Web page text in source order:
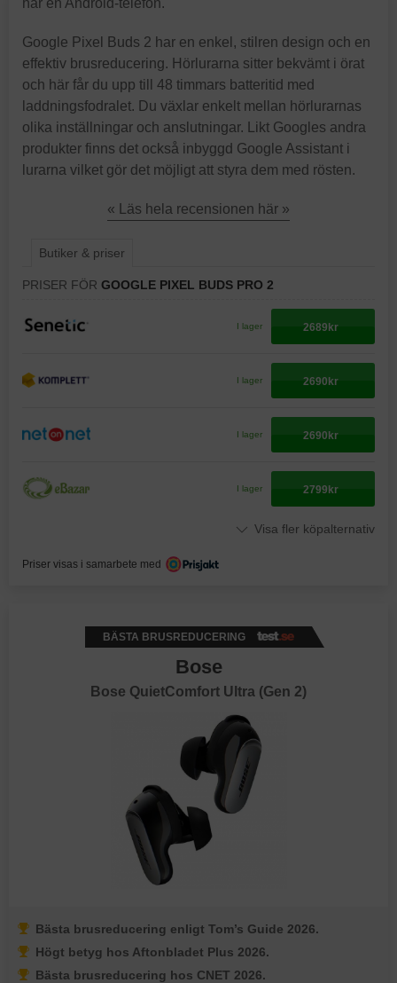
Google Pixel Buds 2 har en enkel, stilren design och en
effektiv brusreducering. Hörlurarna sitter bekvämt i örat
och här får du upp till 48 timmars batteritid med
laddningsfodralet. Du växlar enkelt mellan hörlurarnas
olika inställningar och anslutningar. Likt Googles andra
produkter finns det också inbyggd Google Assistant i
lurarna vilket gör det möjligt att styra dem med rösten.
« Läs hela recensionen här »
Butiker & priser
PRISER FÖR GOOGLE PIXEL BUDS PRO 2
I lager 2689kr
I lager 2690kr
I lager 2690kr
I lager 2799kr
Visa fler köpalternativ
Priser visas i samarbete med
BÄSTA BRUSREDUCERING
Bose
Bose QuietComfort Ultra (Gen 2)
Bästa brusreducering enligt Tom’s Guide 2026.
Högt betyg hos Aftonbladet Plus 2026.
Bästa brusreducering hos CNET 2026.